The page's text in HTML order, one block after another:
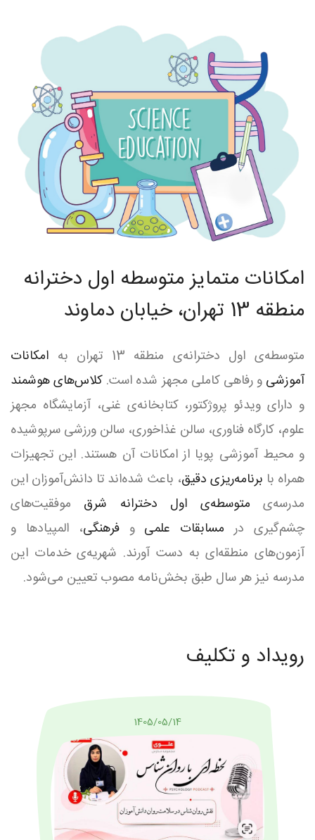
امکانات متمایز متوسطه اول دخترانه
منطقه 13 تهران، خیابان دماوند
متوسطه‌ی اول دخترانه‌ی منطقه 13 تهران به
امکانات
آموزشی و رفاهی کاملی مجهز شده است. کلاس‌های هوشمند
و دارای ویدئو پروژکتور، کتابخانه‌ی غنی، آزمایشگاه مجهز
علوم، کارگاه فناوری، سالن غذاخوری، سالن ورزشی سرپوشیده
و محیط آموزشی پویا از امکانات آن هستند. این تجهیزات
همراه با برنامه‌ریزی دقیق، باعث شده‌اند تا دانش‌آموزان این
مدرسه‌ی متوسطه‌ی اول دخترانه شرق موفقیت‌های
چشم‌گیری در مسابقات علمی وفرهنگی، المپیادها و
آزمون‌های منطقه‌ای به دست آورند. شهریه‌ی خدمات این
مدرسه نیز هر سال طبق بخش‌نامه مصوب تعیین می‌شود.
رویداد و تکلیف
1405/05/14